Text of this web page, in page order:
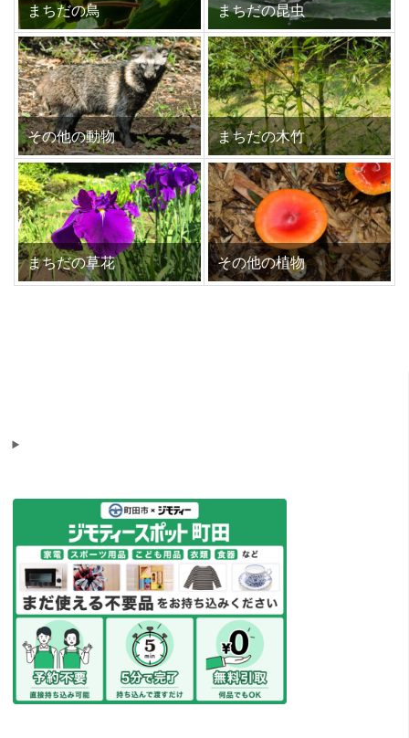
まちだの鳥 まちだの昆虫
その他の動物 まちだの木竹
まちだの草花 その他の植物